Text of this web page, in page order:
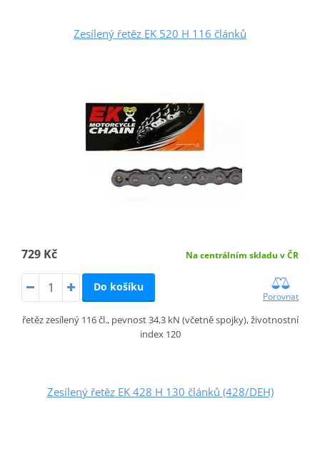
Zesílený řetěz EK 520 H 116 článků
729 Kč Na centrálním skladu v ČR
Do košíku
Porovnat
řetěz zesílený 116 čl., pevnost 34,3 kN (včetně spojky), životnostní
index 120
Zesílený řetěz EK 428 H 130 článků (428/DEH)